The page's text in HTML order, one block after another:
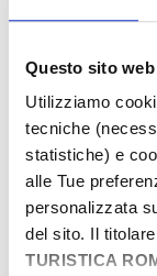
Questo sito
Utilizziamo
tecniche
statistiche) e
alle Tue
personalizzata
del sito. Il
TURISTICA
kontaktieren
vor Ort sind.